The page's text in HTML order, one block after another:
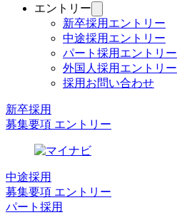
く
エントリー
ブ
メ
ニ
ュ
ー
を
新卒採用エントリー
中途採用エントリー
パート採用エントリー
外国人採用エントリー
採用お問い合わせ
新卒採用
募集要項 エントリー
中途採用
募集要項 エントリー
パート採用